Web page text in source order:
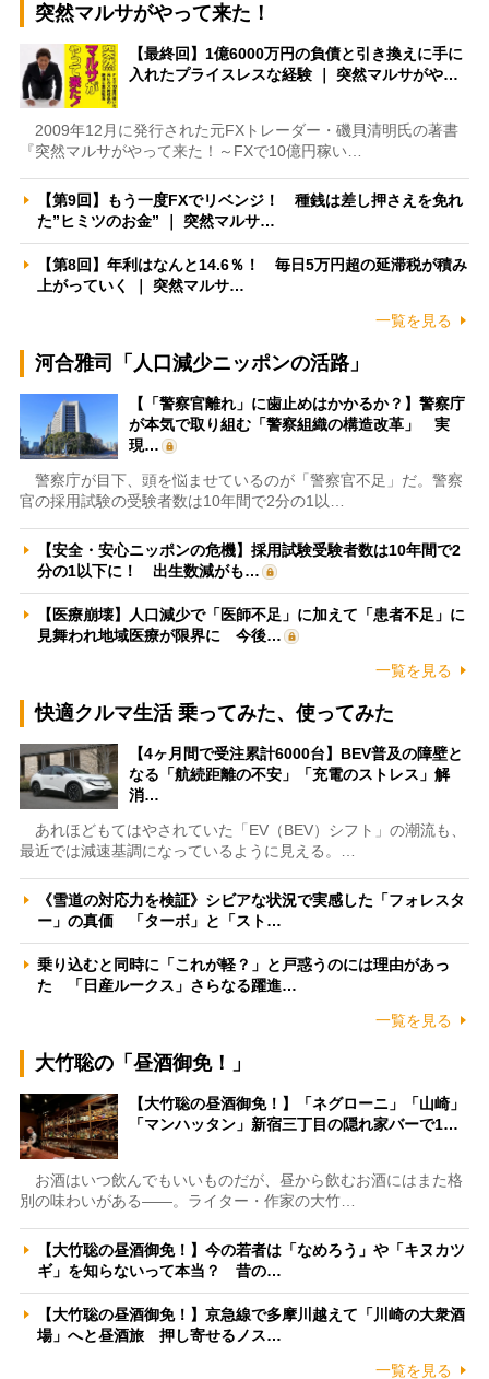
突然マルサがやって来た！
【最終回】1億6000万円の負債と引き換えに手に
入れたプライスレスな経験 ｜ 突然マルサがや…
2009年12月に発行された元FXトレーダー・磯貝清明氏の著書
『突然マルサがやって来た！～FXで10億円稼い…
【第9回】もう一度FXでリベンジ！ 種銭は差し押さえを免れ
た”ヒミツのお金” ｜ 突然マルサ…
【第8回】年利はなんと14.6％！ 毎日5万円超の延滞税が積み
上がっていく ｜ 突然マルサ…
一覧を見る
河合雅司「人口減少ニッポンの活路」
【「警察官離れ」に歯止めはかかるか？】警察庁
が本気で取り組む「警察組織の構造改革」 実
現…
警察庁が目下、頭を悩ませているのが「警察官不足」だ。警察
官の採用試験の受験者数は10年間で2分の1以…
【安全・安心ニッポンの危機】採用試験受験者数は10年間で2
分の1以下に！ 出生数減がも…
【医療崩壊】人口減少で「医師不足」に加えて「患者不足」に
見舞われ地域医療が限界に 今後…
一覧を見る
快適クルマ生活 乗ってみた、使ってみた
【4ヶ月間で受注累計6000台】BEV普及の障壁と
なる「航続距離の不安」「充電のストレス」解
消…
あれほどもてはやされていた「EV（BEV）シフト」の潮流も、
最近では減速基調になっているように見える。…
《雪道の対応力を検証》シビアな状況で実感した「フォレスタ
ー」の真価 「ターボ」と「スト…
乗り込むと同時に「これが軽？」と戸惑うのには理由があっ
た 「日産ルークス」さらなる躍進…
一覧を見る
大竹聡の「昼酒御免！」
【大竹聡の昼酒御免！】「ネグローニ」「山崎」
「マンハッタン」新宿三丁目の隠れ家バーで1…
お酒はいつ飲んでもいいものだが、昼から飲むお酒にはまた格
別の味わいがある――。ライター・作家の大竹…
【大竹聡の昼酒御免！】今の若者は「なめろう」や「キヌカツ
ギ」を知らないって本当？ 昔の…
【大竹聡の昼酒御免！】京急線で多摩川越えて「川崎の大衆酒
場」へと昼酒旅 押し寄せるノス…
一覧を見る